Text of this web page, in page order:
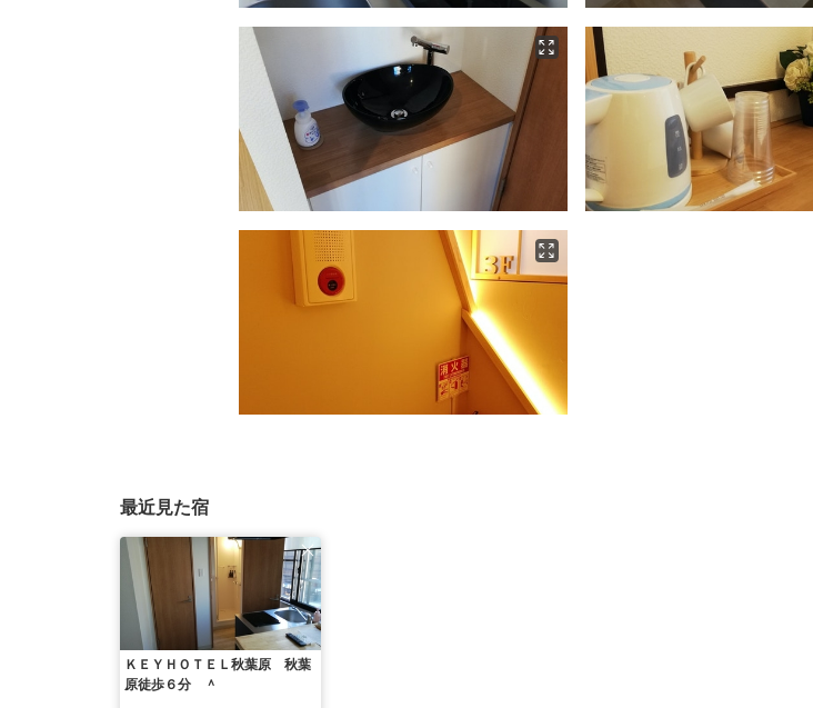
最近見た宿
ＫＥＹＨＯＴＥＬ秋葉原 秋葉
原徒歩６分 ＾